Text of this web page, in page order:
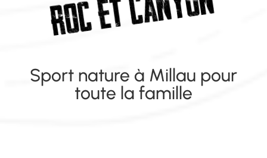
ROCetCANYON
Sport nature à Millau pour
toute la famille